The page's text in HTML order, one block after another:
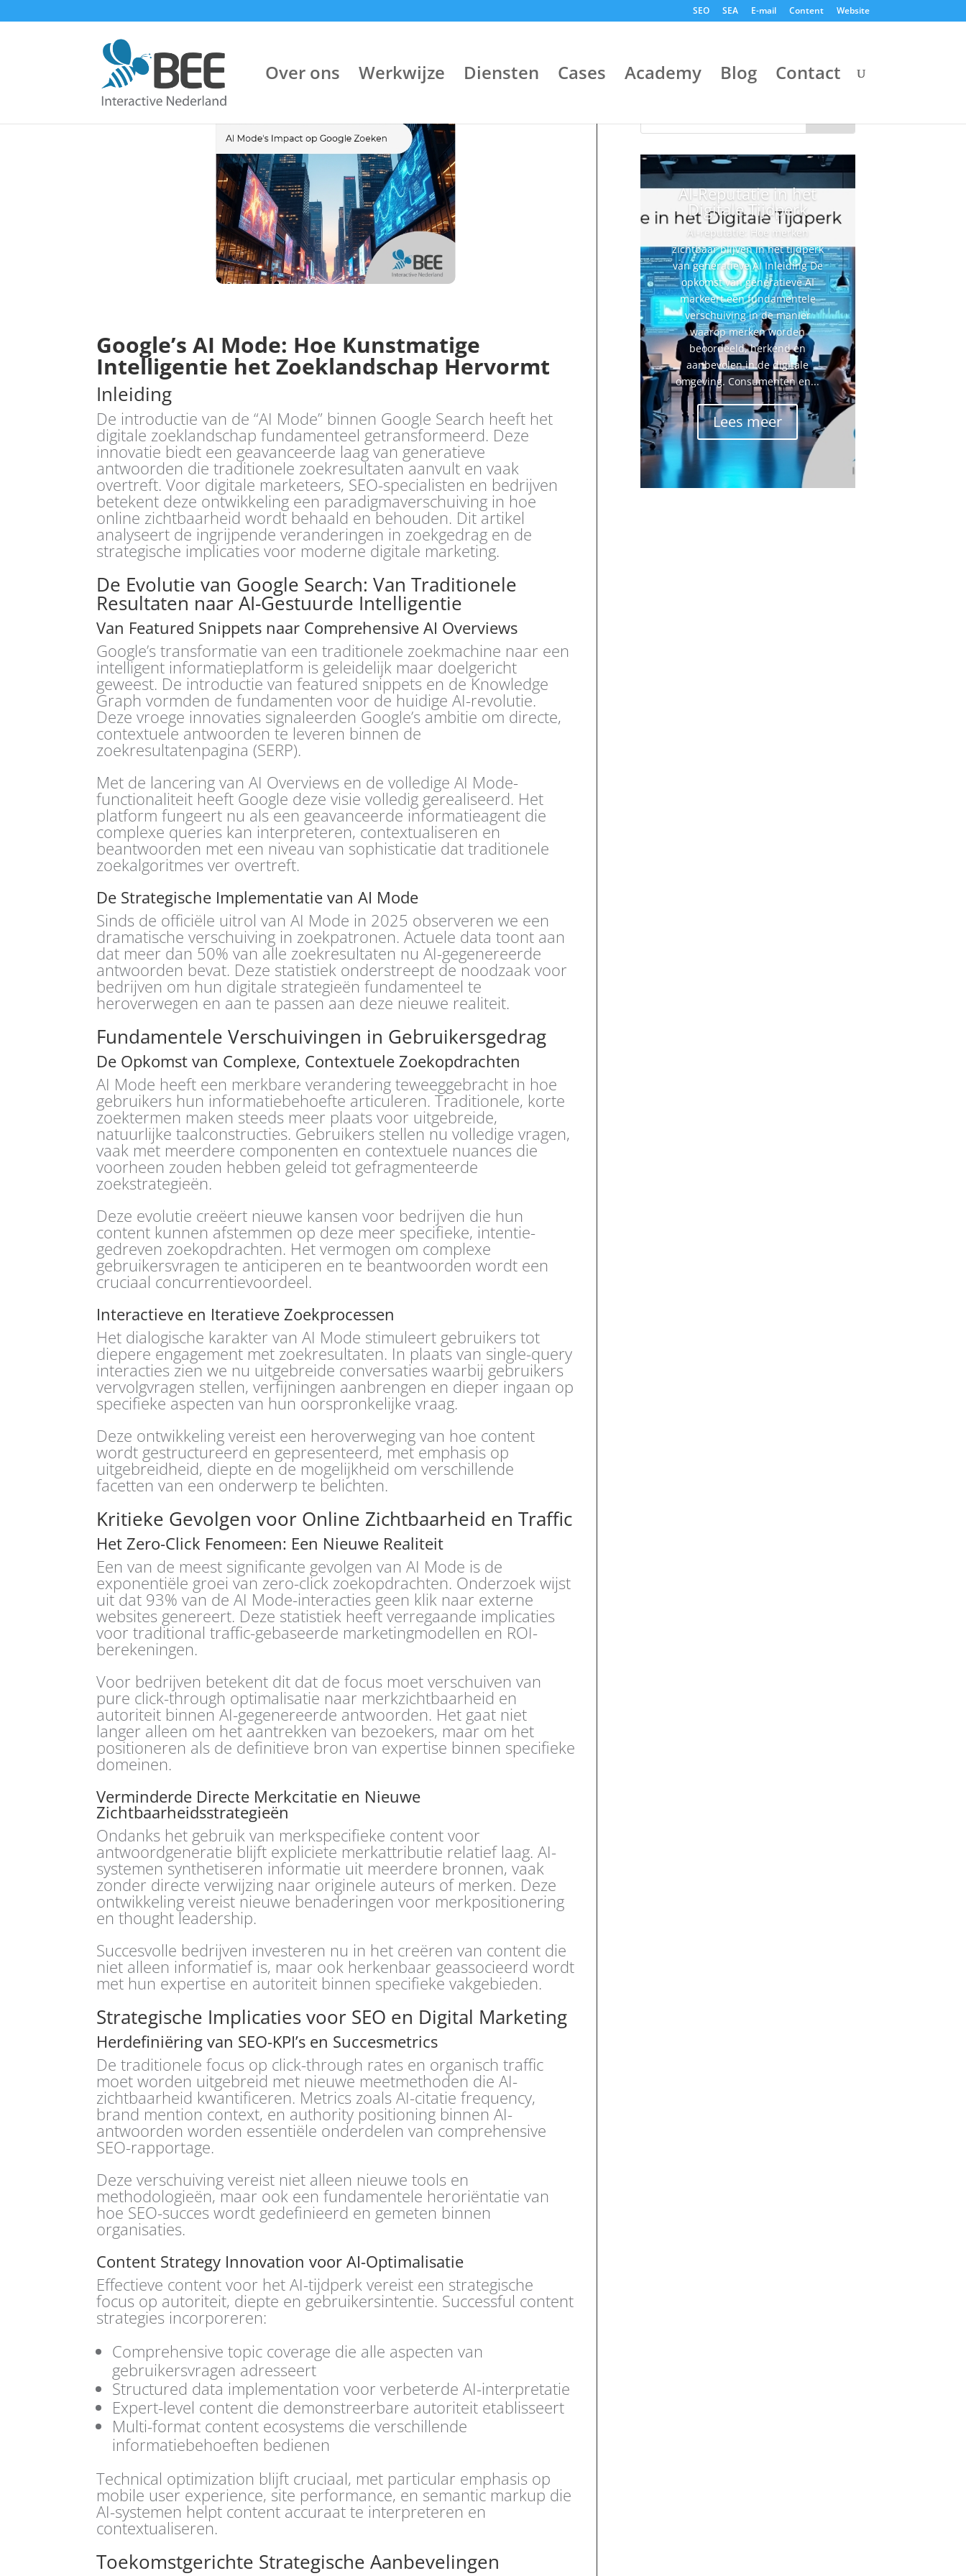
SEO SEA E-mail Content Website
Over ons Werkwijze Diensten Cases Academy Blog Contact
Google’s AI Mode: Hoe Kunstmatige
Intelligentie het Zoeklandschap Hervormt
Inleiding
De introductie van de “AI Mode” binnen Google Search heeft het
digitale zoeklandschap fundamenteel getransformeerd. Deze
innovatie biedt een geavanceerde laag van generatieve
antwoorden die traditionele zoekresultaten aanvult en vaak
overtreft. Voor digitale marketeers, SEO-specialisten en bedrijven
betekent deze ontwikkeling een paradigmaverschuiving in hoe
online zichtbaarheid wordt behaald en behouden. Dit artikel
analyseert de ingrijpende veranderingen in zoekgedrag en de
strategische implicaties voor moderne digitale marketing.
De Evolutie van Google Search: Van Traditionele
Resultaten naar AI-Gestuurde Intelligentie
Van Featured Snippets naar Comprehensive AI Overviews
Google’s transformatie van een traditionele zoekmachine naar een
intelligent informatieplatform is geleidelijk maar doelgericht
geweest. De introductie van featured snippets en de Knowledge
Graph vormden de fundamenten voor de huidige AI-revolutie.
Deze vroege innovaties signaleerden Google’s ambitie om directe,
contextuele antwoorden te leveren binnen de
zoekresultatenpagina (SERP).
Met de lancering van AI Overviews en de volledige AI Mode-
functionaliteit heeft Google deze visie volledig gerealiseerd. Het
platform fungeert nu als een geavanceerde informatieagent die
complexe queries kan interpreteren, contextualiseren en
beantwoorden met een niveau van sophisticatie dat traditionele
zoekalgoritmes ver overtreft.
De Strategische Implementatie van AI Mode
Sinds de officiële uitrol van AI Mode in 2025 observeren we een
dramatische verschuiving in zoekpatronen. Actuele data toont aan
dat meer dan 50% van alle zoekresultaten nu AI-gegenereerde
antwoorden bevat. Deze statistiek onderstreept de noodzaak voor
bedrijven om hun digitale strategieën fundamenteel te
heroverwegen en aan te passen aan deze nieuwe realiteit.
Fundamentele Verschuivingen in Gebruikersgedrag
De Opkomst van Complexe, Contextuele Zoekopdrachten
AI Mode heeft een merkbare verandering teweeggebracht in hoe
gebruikers hun informatiebehoefte articuleren. Traditionele, korte
zoektermen maken steeds meer plaats voor uitgebreide,
natuurlijke taalconstructies. Gebruikers stellen nu volledige vragen,
vaak met meerdere componenten en contextuele nuances die
voorheen zouden hebben geleid tot gefragmenteerde
zoekstrategieën.
Deze evolutie creëert nieuwe kansen voor bedrijven die hun
content kunnen afstemmen op deze meer specifieke, intentie-
gedreven zoekopdrachten. Het vermogen om complexe
gebruikersvragen te anticiperen en te beantwoorden wordt een
cruciaal concurrentievoordeel.
Interactieve en Iteratieve Zoekprocessen
Het dialogische karakter van AI Mode stimuleert gebruikers tot
diepere engagement met zoekresultaten. In plaats van single-query
interacties zien we nu uitgebreide conversaties waarbij gebruikers
vervolgvragen stellen, verfijningen aanbrengen en dieper ingaan op
specifieke aspecten van hun oorspronkelijke vraag.
Deze ontwikkeling vereist een heroverweging van hoe content
wordt gestructureerd en gepresenteerd, met emphasis op
uitgebreidheid, diepte en de mogelijkheid om verschillende
facetten van een onderwerp te belichten.
Kritieke Gevolgen voor Online Zichtbaarheid en Traffic
Het Zero-Click Fenomeen: Een Nieuwe Realiteit
Een van de meest significante gevolgen van AI Mode is de
exponentiële groei van zero-click zoekopdrachten. Onderzoek wijst
uit dat 93% van de AI Mode-interacties geen klik naar externe
websites genereert. Deze statistiek heeft verregaande implicaties
voor traditional traffic-gebaseerde marketingmodellen en ROI-
berekeningen.
Voor bedrijven betekent dit dat de focus moet verschuiven van
pure click-through optimalisatie naar merkzichtbaarheid en
autoriteit binnen AI-gegenereerde antwoorden. Het gaat niet
langer alleen om het aantrekken van bezoekers, maar om het
positioneren als de definitieve bron van expertise binnen specifieke
domeinen.
Verminderde Directe Merkcitatie en Nieuwe
Zichtbaarheidsstrategieën
Ondanks het gebruik van merkspecifieke content voor
antwoordgeneratie blijft expliciete merkattributie relatief laag. AI-
systemen synthetiseren informatie uit meerdere bronnen, vaak
zonder directe verwijzing naar originele auteurs of merken. Deze
ontwikkeling vereist nieuwe benaderingen voor merkpositionering
en thought leadership.
Succesvolle bedrijven investeren nu in het creëren van content die
niet alleen informatief is, maar ook herkenbaar geassocieerd wordt
met hun expertise en autoriteit binnen specifieke vakgebieden.
Strategische Implicaties voor SEO en Digital Marketing
Herdefiniëring van SEO-KPI’s en Succesmetrics
De traditionele focus op click-through rates en organisch traffic
moet worden uitgebreid met nieuwe meetmethoden die AI-
zichtbaarheid kwantificeren. Metrics zoals AI-citatie frequency,
brand mention context, en authority positioning binnen AI-
antwoorden worden essentiële onderdelen van comprehensive
SEO-rapportage.
Deze verschuiving vereist niet alleen nieuwe tools en
methodologieën, maar ook een fundamentele heroriëntatie van
hoe SEO-succes wordt gedefinieerd en gemeten binnen
organisaties.
Content Strategy Innovation voor AI-Optimalisatie
Effectieve content voor het AI-tijdperk vereist een strategische
focus op autoriteit, diepte en gebruikersintentie. Successful content
strategies incorporeren:
Comprehensive topic coverage die alle aspecten van
gebruikersvragen adresseert
Structured data implementation voor verbeterde AI-interpretatie
Expert-level content die demonstreerbare autoriteit etablisseert
Multi-format content ecosystems die verschillende
informatiebehoeften bedienen
Technical optimization blijft cruciaal, met particular emphasis op
mobile user experience, site performance, en semantic markup die
AI-systemen helpt content accuraat te interpreteren en
contextualiseren.
Toekomstgerichte Strategische Aanbevelingen
AI-Reputatie in het
Digitale Tijdperk
AI-reputatie: Hoe merken
zichtbaar blijven in het tijdperk
van generatieve AI Inleiding De
opkomst van generatieve AI
markeert een fundamentele
verschuiving in de manier
waarop merken worden
beoordeeld, herkend en
aanbevolen in de digitale
omgeving. Consumenten en...
Lees meer